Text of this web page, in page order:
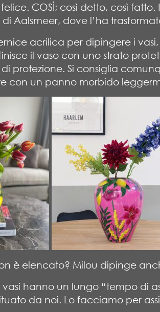
COSÌ; così detto, così
di Aalsmeer, dove l’ha
acrilica per dipingere i
il vaso con uno strato
protezione. Si consiglia
con un panno morbido
è elencato? Milou dipinge
hanno un lungo “tempo di
da noi. Lo facciamo per